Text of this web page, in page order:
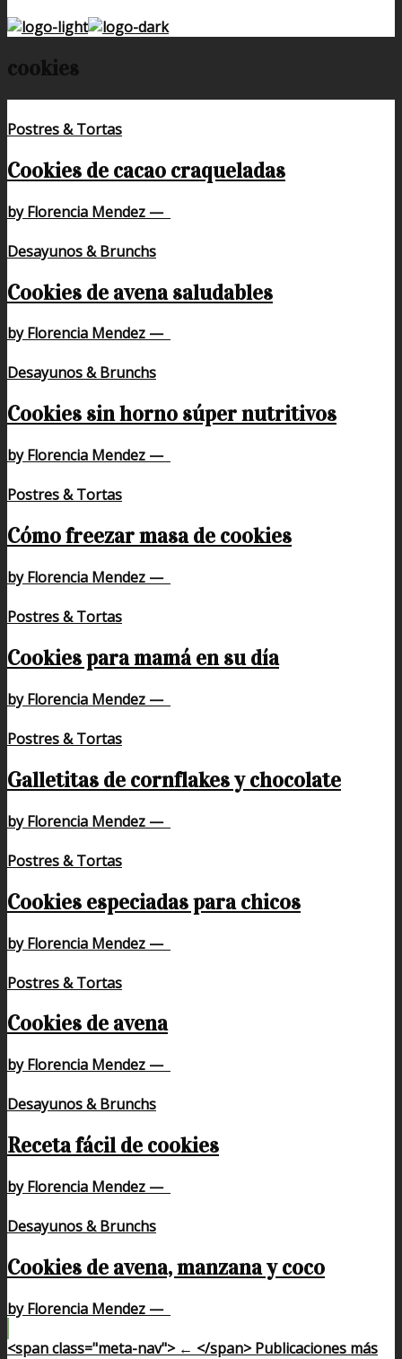
cookies
Postres & Tortas
Cookies de cacao craqueladas
by Florencia Mendez —
Desayunos & Brunchs
Cookies de avena saludables
by Florencia Mendez —
Desayunos & Brunchs
Cookies sin horno súper nutritivos
by Florencia Mendez —
Postres & Tortas
Cómo freezar masa de cookies
by Florencia Mendez —
Postres & Tortas
Cookies para mamá en su día
by Florencia Mendez —
Postres & Tortas
Galletitas de cornflakes y chocolate
by Florencia Mendez —
Postres & Tortas
Cookies especiadas para chicos
by Florencia Mendez —
Postres & Tortas
Cookies de avena
by Florencia Mendez —
Desayunos & Brunchs
Receta fácil de cookies
by Florencia Mendez —
Desayunos & Brunchs
Cookies de avena, manzana y coco
by Florencia Mendez —
<span class="meta-nav"> ← </span> Publicaciones más